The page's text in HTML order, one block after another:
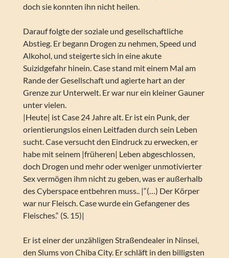
doch sie konnten ihn nicht heilen.
Darauf folgte der soziale und gesellschaftliche
Abstieg. Er begann Drogen zu nehmen, Speed und
Alkohol, und steigerte sich in eine akute
Suizidgefahr hinein. Case stand mit einem Mal am
Rande der Gesellschaft und agierte hart an der
Grenze zur Unterwelt. Er war nur ein kleiner Gauner
unter vielen.
|Heute| ist Case 24 Jahre alt. Er ist ein Punk, der
orientierungslos einen Leitfaden durch sein Leben
sucht. Case versucht den Eindruck zu erwecken, er
habe mit seinem |früheren| Leben abgeschlossen,
doch Drogen und mehr oder weniger unmotivierter
Sex vermögen ihm nicht zu geben, was er außerhalb
des Cyberspace entbehren muss.. |“(…) Der Körper
war nur Fleisch. Case wurde ein Gefangener des
Fleisches.“ (S. 15)|
Er ist einer der unzähligen Straßendealer in Ninsei,
den Slums von Chiba City. Er schläft in den billigsten